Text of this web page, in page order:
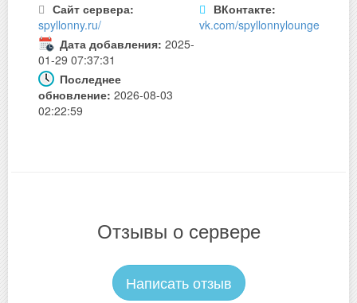
Сайт сервера:
spyllonny.ru/
ВКонтакте:
vk.com/spyllonnylounge
Дата добавления: 2025-
01-29 07:37:31
Последнее
обновление: 2026-08-03
02:22:59
Отзывы о сервере
Написать отзыв